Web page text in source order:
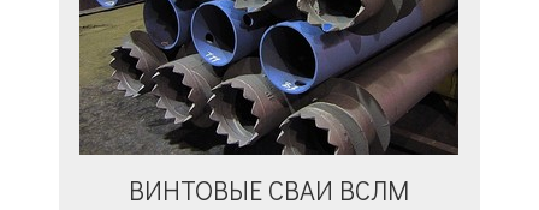
ВИНТОВЫЕ СВАИ ВСЛМ